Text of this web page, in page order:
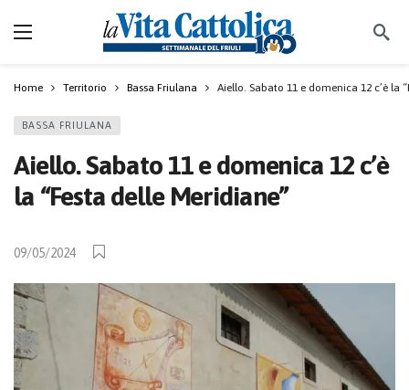
Home Territorio Bassa Friulana Aiello. Sabato 11 e domenica 12 c’è la
BASSA FRIULANA
Aiello. Sabato 11 e domenica 12 c’è
la “Festa delle Meridiane”
09/05/2024